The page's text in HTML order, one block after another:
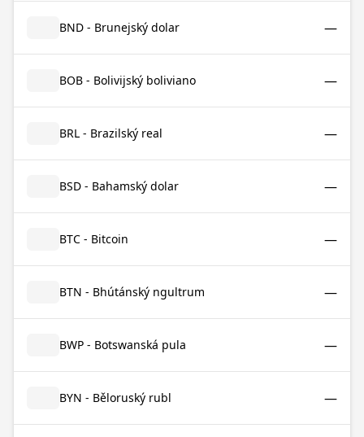
BND - Brunejský dolar —
BOB - Bolivijský boliviano —
BRL - Brazilský real —
BSD - Bahamský dolar —
BTC - Bitcoin —
BTN - Bhútánský ngultrum —
BWP - Botswanská pula —
BYN - Běloruský rubl —